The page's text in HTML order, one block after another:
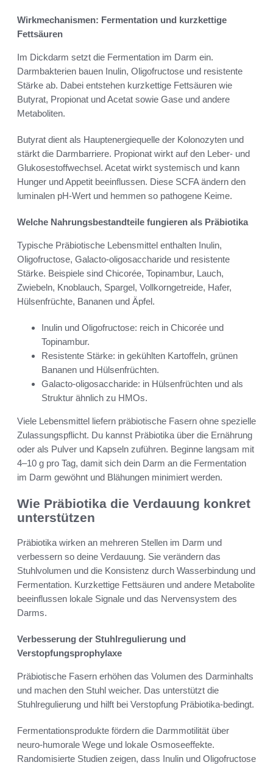
Wirkmechanismen: Fermentation und kurzkettige
Fettsäuren
Im Dickdarm setzt die Fermentation im Darm ein.
Darmbakterien bauen Inulin, Oligofructose und resistente
Stärke ab. Dabei entstehen kurzkettige Fettsäuren wie
Butyrat, Propionat und Acetat sowie Gase und andere
Metaboliten.
Butyrat dient als Hauptenergiequelle der Kolonozyten und
stärkt die Darmbarriere. Propionat wirkt auf den Leber- und
Glukosestoffwechsel. Acetat wirkt systemisch und kann
Hunger und Appetit beeinflussen. Diese SCFA ändern den
luminalen pH-Wert und hemmen so pathogene Keime.
Welche Nahrungsbestandteile fungieren als Präbiotika
Typische Präbiotische Lebensmittel enthalten Inulin,
Oligofructose, Galacto-oligosaccharide und resistente
Stärke. Beispiele sind Chicorée, Topinambur, Lauch,
Zwiebeln, Knoblauch, Spargel, Vollkorngetreide, Hafer,
Hülsenfrüchte, Bananen und Äpfel.
Inulin und Oligofructose: reich in Chicorée und
Topinambur.
Resistente Stärke: in gekühlten Kartoffeln, grünen
Bananen und Hülsenfrüchten.
Galacto-oligosaccharide: in Hülsenfrüchten und als
Struktur ähnlich zu HMOs.
Viele Lebensmittel liefern präbiotische Fasern ohne spezielle
Zulassungspflicht. Du kannst Präbiotika über die Ernährung
oder als Pulver und Kapseln zuführen. Beginne langsam mit
4–10 g pro Tag, damit sich dein Darm an die Fermentation
im Darm gewöhnt und Blähungen minimiert werden.
Wie Präbiotika die Verdauung konkret
unterstützen
Präbiotika wirken an mehreren Stellen im Darm und
verbessern so deine Verdauung. Sie verändern das
Stuhlvolumen und die Konsistenz durch Wasserbindung und
Fermentation. Kurzkettige Fettsäuren und andere Metabolite
beeinflussen lokale Signale und das Nervensystem des
Darms.
Verbesserung der Stuhlregulierung und
Verstopfungsprophylaxe
Präbiotische Fasern erhöhen das Volumen des Darminhalts
und machen den Stuhl weicher. Das unterstützt die
Stuhlregulierung und hilft bei Verstopfung Präbiotika-bedingt.
Fermentationsprodukte fördern die Darmmotilität über
neuro-humorale Wege und lokale Osmoseeffekte.
Randomisierte Studien zeigen, dass Inulin und Oligofructose